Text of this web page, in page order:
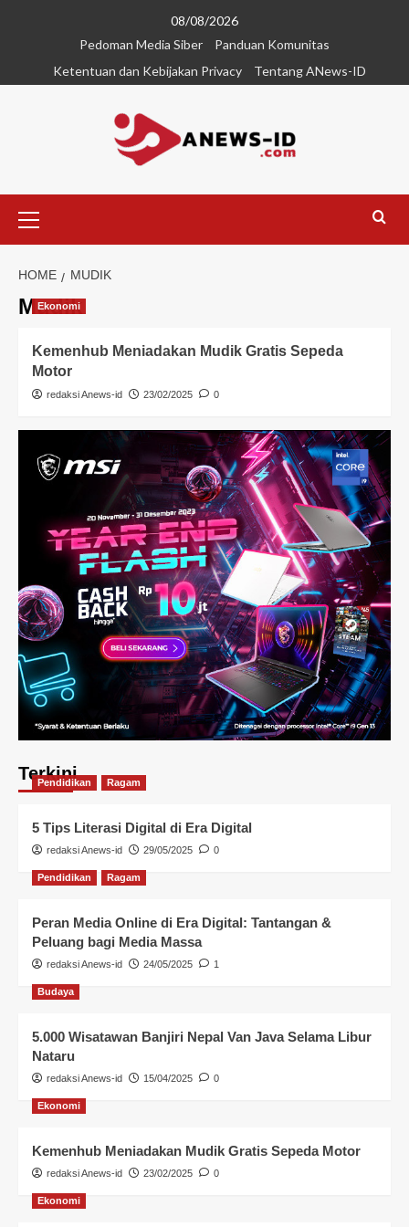
08/08/2026
Pedoman Media Siber
Panduan Komunitas
Ketentuan dan Kebijakan Privacy
Tentang ANews-ID
HOME MUDIK
Mudik
Ekonomi
Kemenhub Meniadakan Mudik Gratis Sepeda
Motor
redaksi Anews-id 23/02/2025 0
Terkini
Pendidikan Ragam
5 Tips Literasi Digital di Era Digital
redaksi Anews-id 29/05/2025 0
Pendidikan Ragam
Peran Media Online di Era Digital: Tantangan &
Peluang bagi Media Massa
redaksi Anews-id 24/05/2025 1
Budaya
5.000 Wisatawan Banjiri Nepal Van Java Selama Libur
Nataru
redaksi Anews-id 15/04/2025 0
Ekonomi
Kemenhub Meniadakan Mudik Gratis Sepeda Motor
redaksi Anews-id 23/02/2025 0
Ekonomi